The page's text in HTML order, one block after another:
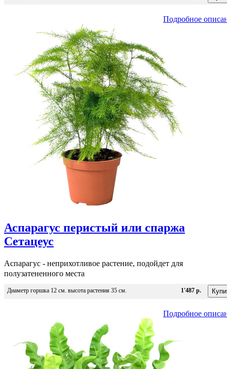
Подробное
Аспарагус перистый или спаржа
Сетацеус
Аспарагус - неприхотливое растение, подойдет для
полузатененного места
Диаметр горшка 12 см. высота растения 35 см. 1'487 р.
Подробное